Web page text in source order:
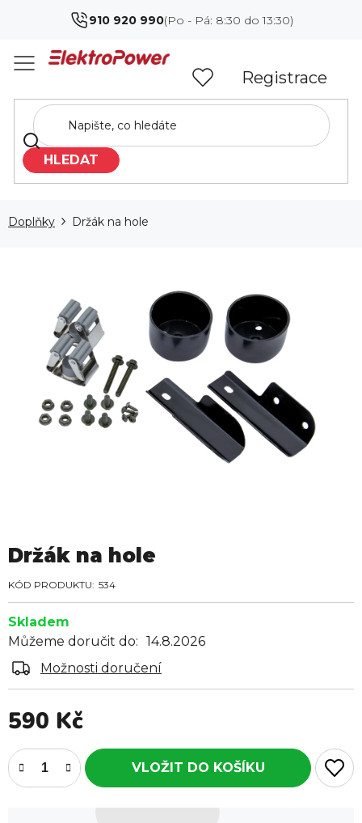
910 920 990
HLEDAT
Registrace
Doplňky Držák na hole
Držák na hole
534
Skladem
Můžeme doručit do: 14.8.2026
Možnosti doručení
590 KčMěrná cena: